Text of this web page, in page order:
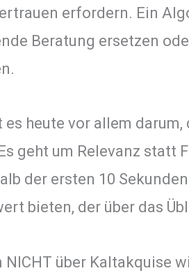
erfordern. Ein
Beratung ersetzen
es heute vor allem darum,
geht um Relevanz statt
der ersten 10
bieten, der über das
über Kaltakquise